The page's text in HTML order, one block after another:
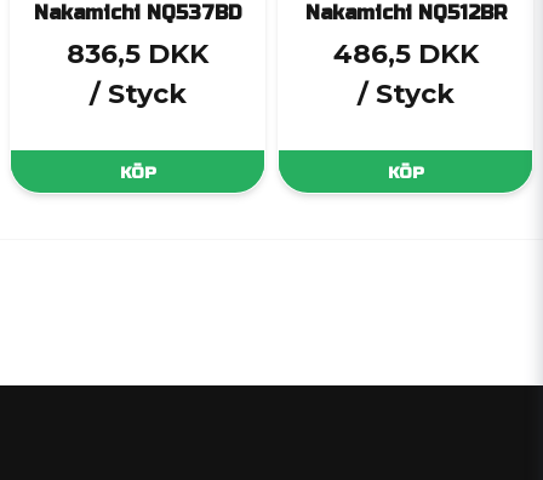
Nakamichi NQ537BD
836,5 DKK
/ Styck
KÖP
Nakamichi NQ512BR
486,5 DKK
/ Styck
KÖP